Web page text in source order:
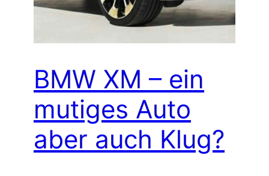
BMW XM – ein
mutiges Auto
aber auch Klug?